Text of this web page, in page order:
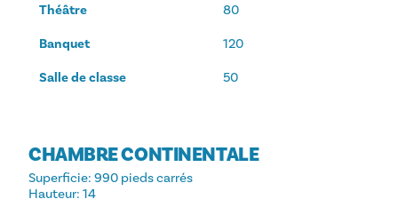
Théâtre 80
Banquet 120
Salle de classe 50
CHAMBRE CONTINENTALE
Superficie: 990 pieds carrés
Hauteur: 14